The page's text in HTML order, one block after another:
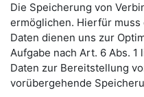
Die Speicherung von
ermöglichen. Hierfür
Daten dienen uns zur
Aufgabe nach Art. 6 Abs.
Daten zur Bereitstellung
vorübergehende